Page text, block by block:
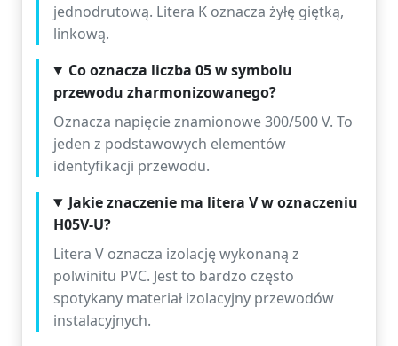
jednodrutową. Litera K oznacza żyłę giętką,
linkową.
Co oznacza liczba 05 w symbolu
przewodu zharmonizowanego?
Oznacza napięcie znamionowe 300/500 V. To
jeden z podstawowych elementów
identyfikacji przewodu.
Jakie znaczenie ma litera V w oznaczeniu
H05V-U?
Litera V oznacza izolację wykonaną z
polwinitu PVC. Jest to bardzo często
spotykany materiał izolacyjny przewodów
instalacyjnych.